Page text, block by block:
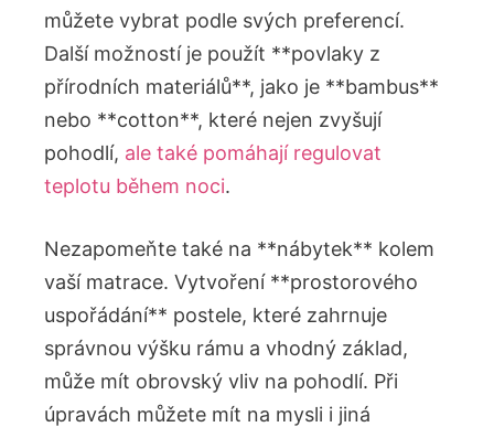
můžete vybrat podle svých preferencí.
Další možností je použít **povlaky z
přírodních materiálů**, jako je **bambus**
nebo **cotton**, které nejen zvyšují
pohodlí, ale také pomáhají regulovat
teplotu během noci.
Nezapomeňte také na **nábytek** kolem
vaší matrace. Vytvoření **prostorového
uspořádání** postele, které zahrnuje
správnou výšku rámu a vhodný základ,
může mít obrovský vliv na pohodlí. Při
úpravách můžete mít na mysli i jiná